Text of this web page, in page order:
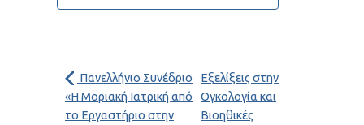
Πανελλήνιο Συνέδριο
«Η Μοριακή Ιατρική από
το Εργαστήριο στην
Εξελίξεις στην
Ογκολογία και
Βιοηθικές